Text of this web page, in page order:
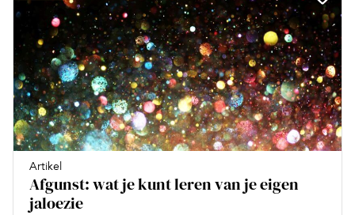
Artikel
Afgunst: wat je kunt leren van je eigen
jaloezie